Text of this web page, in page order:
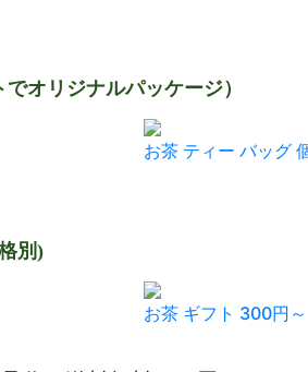
オリジナルパッケージ）
お茶 ティー バッグ
別)
お茶 ギフト 300円～